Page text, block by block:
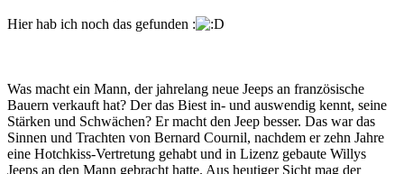
Hier hab ich noch das gefunden :
Was macht ein Mann, der jahrelang neue Jeeps an französische
Bauern verkauft hat? Der das Biest in- und auswendig kennt, seine
Stärken und Schwächen? Er macht den Jeep besser. Das war das
Sinnen und Trachten von Bernard Cournil, nachdem er zehn Jahre
eine Hotchkiss-Vertretung gehabt und in Lizenz gebaute Willys
Jeeps an den Mann gebracht hatte. Aus heutiger Sicht mag der